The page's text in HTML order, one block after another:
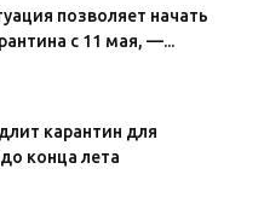
позволяет начать
с 11 мая, —...
карантин для
конца лета